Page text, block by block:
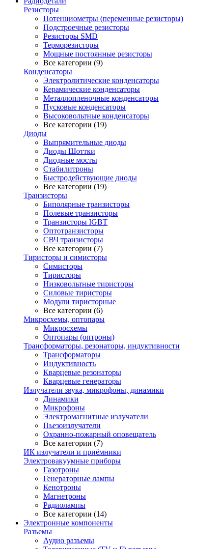
Резисторы
Потенциометры (переменные резисторы)
Подстроечные резисторы
Резисторы SMD
Терморезисторы
Мощные постоянные резисторы
Все категории (9)
Конденсаторы
Электролитические конденсаторы
Керамические конденсаторы
Металлопленочные конденсаторы
Пусковые конденсаторы
Высоковольтные конденсаторы
Все категории (19)
Диоды
Выпрямительные диоды
Диоды Шоттки
Диодные мосты
Стабилитроны
Быстродействующие диоды
Все категории (19)
Транзисторы
Биполярные транзисторы
Полевые транзисторы
Транзисторы IGBT
Оптотранзисторы
СВЧ транзисторы
Все категории (7)
Тиристоры и симисторы
Симисторы
Тиристоры
Низковольтные тиристоры
Силовые тиристоры
Модули тиристорные
Все категории (6)
Микросхемы, оптопары
Микросхемы
Оптопары (оптроны)
Трансформаторы, резонаторы, индуктивности
Трансформаторы
Индуктивность
Кварцевые резонаторы
Кварцевые генераторы
Излучатели звука, микрофоны, динамики
Динамики
Микрофоны
Электромагнитные излучатели
Пьезоизлучатели
Охранно-пожарный оповещатель
Все категории (7)
ИК излучатели и приёмники
Электровакуумные приборы
Газотроны
Генераторные лампы
Кенотроны
Магнетроны
Радиолампы
Все категории (14)
Электронные компоненты
Разъемы
Аудио разъемы